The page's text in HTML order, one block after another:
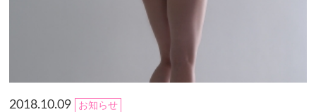
2018.10.09 お知らせ